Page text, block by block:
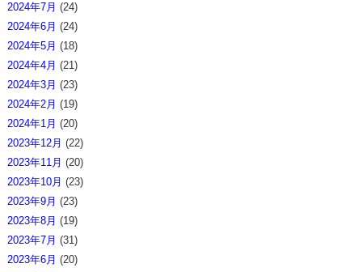
2024年7月 (24)
2024年6月 (24)
2024年5月 (18)
2024年4月 (21)
2024年3月 (23)
2024年2月 (19)
2024年1月 (20)
2023年12月 (22)
2023年11月 (20)
2023年10月 (23)
2023年9月 (23)
2023年8月 (19)
2023年7月 (31)
2023年6月 (20)